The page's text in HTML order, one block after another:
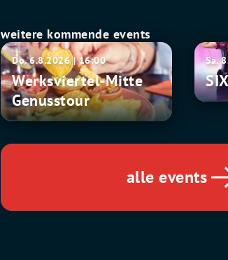
weitere kommende events
Werksviertel-
Mitte
Genusstour
Do. 6.8.2026 | 16:00
Werksviertel-Mitte
Genusstour
SIXX
PAXX
Sa.
alle events